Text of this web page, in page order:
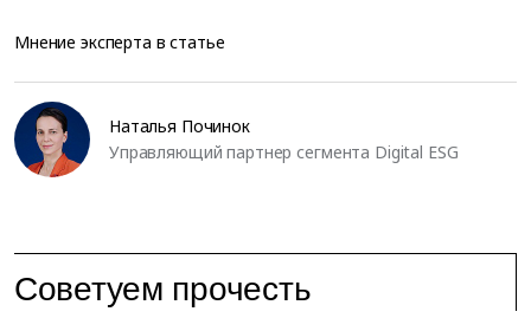
Мнение эксперта в статье
Наталья Починок
Управляющий партнер сегмента Digital ESG
Советуем прочесть